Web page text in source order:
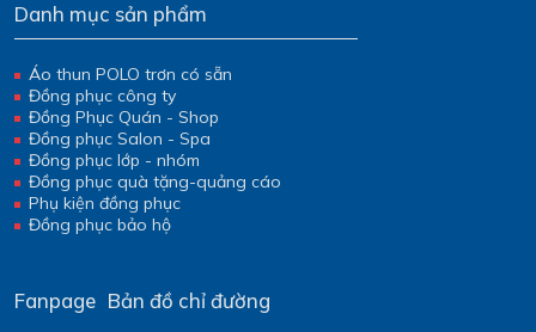
Danh mục sản phẩm
Áo thun POLO trơn có sẵn
Đồng phục công ty
Đồng Phục Quán - Shop
Đồng phục Salon - Spa
Đồng phục lớp - nhóm
Đồng phục quà tặng-quảng cáo
Phụ kiện đồng phục
Đồng phục bảo hộ
Fanpage Bản đồ chỉ đường